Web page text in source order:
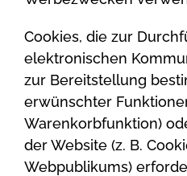
Cookies, die zur
elektronischen
zur Bereitstellung
erwünschter
Warenkorbfunktion)
der Website (z. B.
Webpublikums)